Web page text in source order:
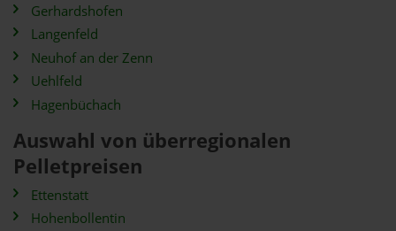
Gerhardshofen
Langenfeld
Neuhof an der Zenn
Uehlfeld
Hagenbüchach
Auswahl von überregionalen
Pelletpreisen
Ettenstatt
Hohenbollentin